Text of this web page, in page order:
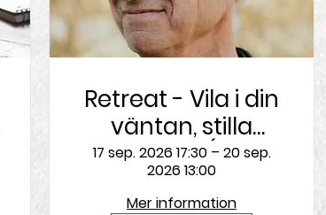
Retreat - Vila i din
väntan, stilla
mötet sker (Psalm
205)
17 sep. 2026 17:30 – 20 sep.
2026 13:00
Mer information